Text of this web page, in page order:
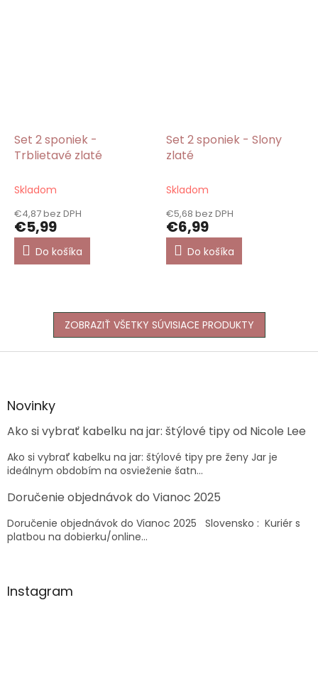
Set 2 sponiek -
Trblietavé zlaté
Skladom
€4,87 bez DPH
€5,99
Do košíka
Set 2 sponiek - Slony
zlaté
Skladom
€5,68 bez DPH
€6,99
Do košíka
ZOBRAZIŤ VŠETKY SÚVISIACE PRODUKTY
Z
äNovinky
Ako si vybrať kabelku na jar: štýlové tipy od Nicole Lee
Ako si vybrať kabelku na jar: štýlové tipy pre ženy Jar je
ideálnym obdobím na osvieženie šatn...
Doručenie objednávok do Vianoc 2025
Doručenie objednávok do Vianoc 2025 Slovensko : Kuriér s
platbou na dobierku/online...
Instagram